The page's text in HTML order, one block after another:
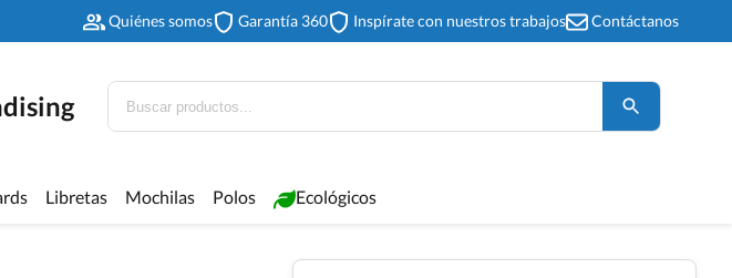
Quiénes somos Garantía 360 Inspírate con nuestros trabajos Contáctanos
Libretas Mochilas Polos Ecológicos